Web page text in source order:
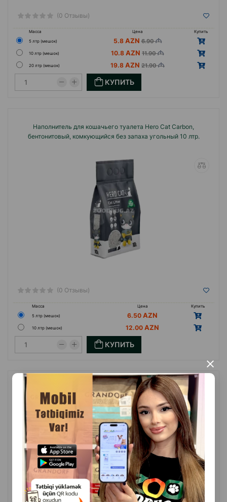
×
(0 Отзывы)
Масса Цена
Купить
5 лтр (мешок)
5.8 6.90
10 лтр (мешок) 10.8 11.90
20 лтр (мешок) 19.8 21.90
КУПИТЬ
Наполнитель для кошачьего туалета Hero Cat Carbon,
бентонитовый, комкующийся без запаха угольный 10 лтр.
(0 Отзывы)
Масса Цена
Купить
5 лтр (мешок)
6.50
10 лтр (мешок) 12.00
КУПИТЬ
Наполнитель для кошачьего туалета Van Cat Aloe Vera
Бентонитовый комкующийся наполнитель, с ароматом алоэ вера